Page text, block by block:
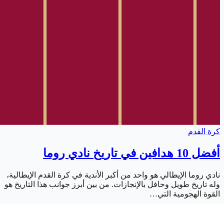
كرة القدم
أفضل 10 هدافين في تاريخ نادي روما
نادي روما الإيطالي هو واحد من أكبر الأندية في كرة القدم الإيطالية،
وله تاريخ طويل وحافل بالإنجازات. من بين أبرز جوانب هذا التاريخ هو
القوة الهجومية التي…